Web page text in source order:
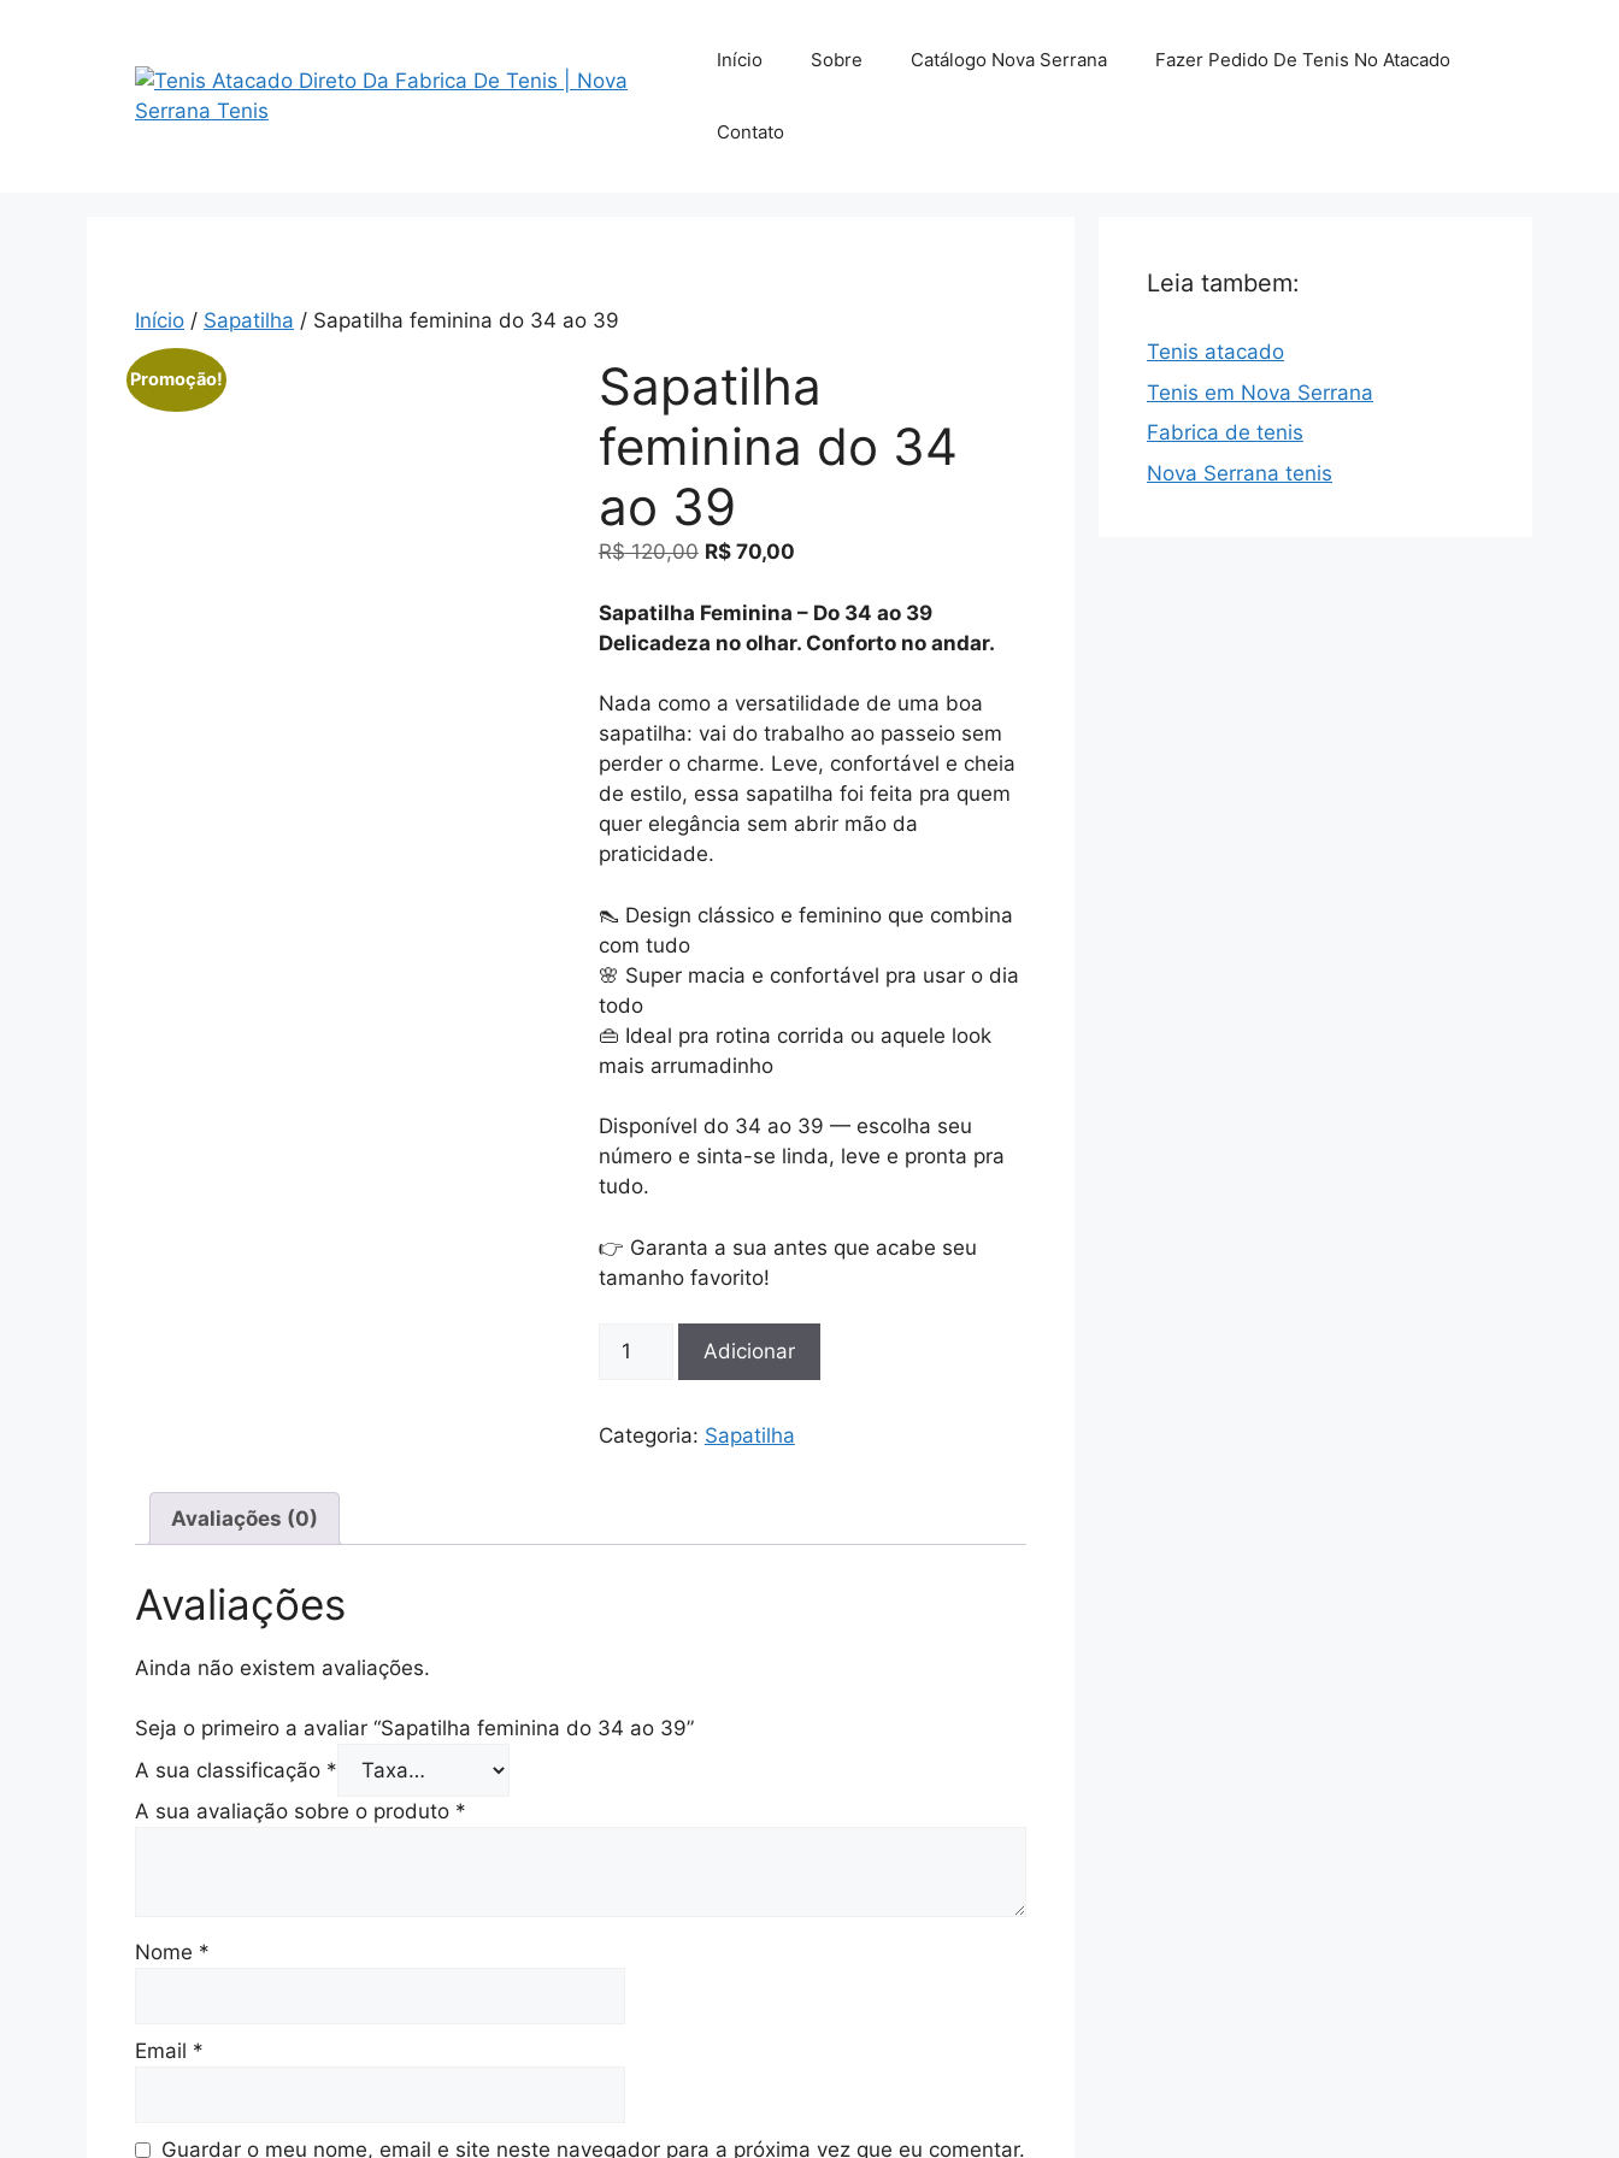
Início Sobre Catálogo Nova Serrana Fazer Pedido De Tenis No Atacado
Contato
Início / Sapatilha / Sapatilha feminina do 34 ao 39
Promoção!
Sapatilha
feminina do 34
ao 39
R$120,00 O
original
era:
R$70,00O
atual
é:
Sapatilha Feminina – Do 34 ao 39
Delicadeza no olhar. Conforto no andar.
Nada como a versatilidade de uma boa
sapatilha: vai do trabalho ao passeio sem
perder o charme. Leve, confortável e cheia
de estilo, essa sapatilha foi feita pra quem
quer elegância sem abrir mão da
praticidade.
👠 Design clássico e feminino que combina
com tudo
🌸 Super macia e confortável pra usar o dia
todo
👜 Ideal pra rotina corrida ou aquele look
mais arrumadinho
Disponível do 34 ao 39 — escolha seu
número e sinta-se linda, leve e pronta pra
tudo.
👉 Garanta a sua antes que acabe seu
tamanho favorito!
Quantidade
feminina
39
Adicionar
Categoria: Sapatilha
Avaliações (0)
Avaliações
Ainda não existem avaliações.
Seja o primeiro a avaliar “Sapatilha feminina do 34 ao 39”
A sua classificação *
A sua avaliação sobre o produto *
Nome *
Email *
Guardar o meu nome, email e site neste navegador para a próxima vez que eu comentar.
Leia tambem:
Tenis atacado
Tenis em Nova Serrana
Fabrica de tenis
Nova Serrana tenis